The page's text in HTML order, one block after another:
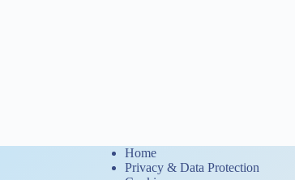
Home
Privacy & Data Protection